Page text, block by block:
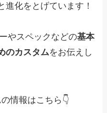
進化をとげています！
やスペックなどの基本
のカスタムをお伝えし
情報はこちら👇